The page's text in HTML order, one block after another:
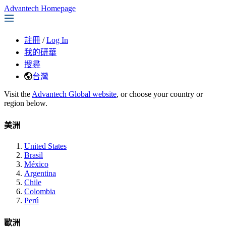
Advantech Homepage
註冊 / Log In
我的研華
搜尋
台灣
Visit the Advantech Global website, or choose your country or
region below.
美洲
United States
Brasil
México
Argentina
Chile
Colombia
Perú
歐洲